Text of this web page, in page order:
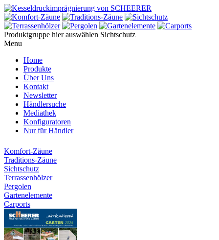
Produktgruppe hier auswählen Sichtschutz
Menu
Home
Produkte
Über Uns
Kontakt
Newsletter
Händlersuche
Mediathek
Konfiguratoren
Nur für Händler
Komfort-Zäune
Traditions-Zäune
Sichtschutz
Terrassenhölzer
Pergolen
Gartenelemente
Carports